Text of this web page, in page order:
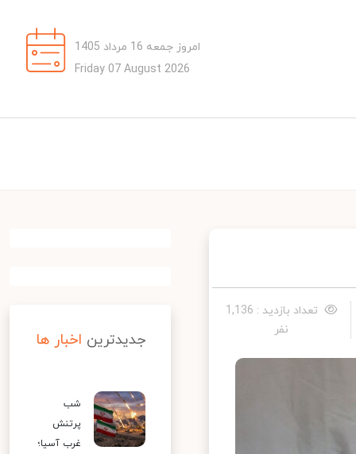
امروز جمعه 16 مرداد 1405
Friday 07 August 2026
تعداد بازدید : 1,136
نفر
جدیدترین اخبار ها
شب
پرتنش
غرب آسیا؛